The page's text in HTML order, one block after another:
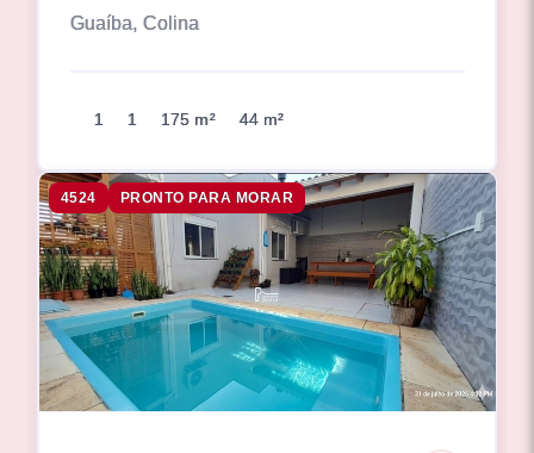
Guaíba, Colina
1 1 175 m² 44 m²
4524 PRONTO PARA MORAR